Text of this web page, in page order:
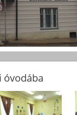
óvodába